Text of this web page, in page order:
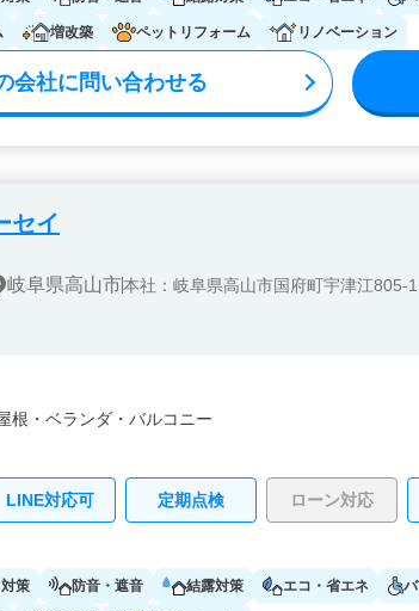
増改築 ペットリフォーム リノベーション
会社に問い合わせる
セイ
岐阜県高山市本社：岐阜県高山市国府町宇津江805-
根・ ベランダ・バルコニー
LINE対応可 定期点検 ローン対応
策 防音・遮音 結露対策 エコ・省エネ